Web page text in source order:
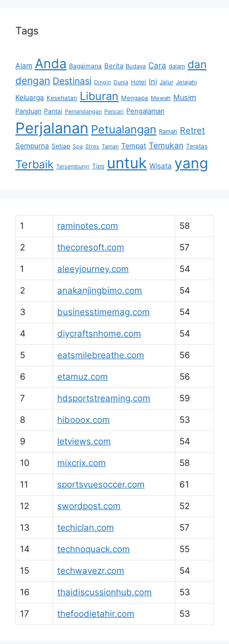
Tags
Alam Anda Bagaimana Berita Budaya Cara dalam dan
dengan Destinasi Dingin Dunia Hotel Ini Jalur Jelajahi
Keluarga Kesehatan Liburan Mengapa Mewah Musim
Panduan Pantai Pemandangan Pencari Pengalaman
Perjalanan Petualangan Ramah Retret
Sempurna Setiap Spa Stres Taman Tempat Temukan Teratas
Terbaik Tersembunyi Tips untuk Wisata yang
1 raminotes.com 58
2 thecoresoft.com 57
1 aleeyjourney.com 54
2 anakanjingbimo.com 54
3 businesstimemag.com 54
4 diycraftsnhome.com 54
5 eatsmilebreathe.com 56
6 etamuz.com 56
7 hdsportstreaming.com 59
8 hibooox.com 53
9 letviews.com 54
10 mixcrix.com 58
11 sportsvuesoccer.com 61
12 swordpost.com 52
13 techiclan.com 57
14 technoquack.com 55
15 techwavezr.com 54
16 thaidiscussionhub.com 53
17 thefoodietahir.com 53